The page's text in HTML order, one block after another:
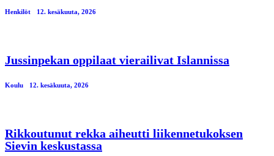
Henkilöt 12. kesäkuuta, 2026
Jussinpekan oppilaat vierailivat Islannissa
Koulu 12. kesäkuuta, 2026
Rikkoutunut rekka aiheutti liikennetukoksen
Sievin keskustassa